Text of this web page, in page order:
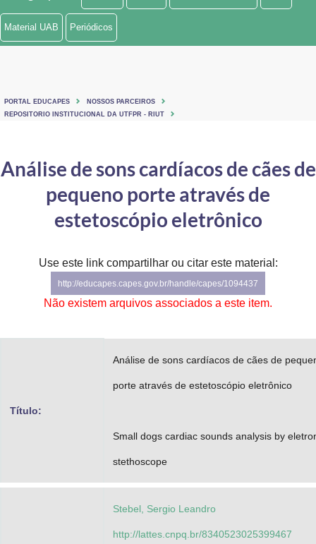
Ministério de Minas e Energia
Ministério do Turismo
Controladoria-Geral da União
Ministério da Mulher, da Família e dos Direitos Humanos
Secretaria de Governo
Gabinete de Segurança Institucional
Material UAB Periódicos
PORTAL EDUCAPES
NOSSOS PARCEIROS
REPOSITORIO INSTITUCIONAL DA UTFPR - RIUT
Análise de sons cardíacos de cães de
pequeno porte através de
estetoscópio eletrônico
Use este link compartilhar ou citar este material:
http://educapes.capes.gov.br/handle/capes/1094437
Não existem arquivos associados a este item.
Título:
Análise de sons cardíacos de cães de
porte através de estetoscópio eletrônico
Small dogs cardiac sounds analysis by
stethoscope
Stebel, Sergio Leandro
http://lattes.cnpq.br/8340523025399467